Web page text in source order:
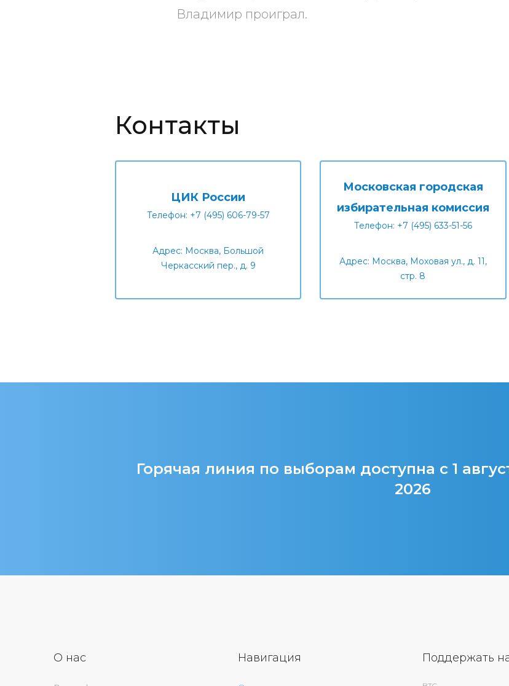
Владимир проиграл.
Контакты
ЦИК России
Телефон: +7 (495) 606-79-57
Адрес: Москва, Большой
Черкасский пер., д. 9
Московская городская
избирательная комиссия
Телефон: +7 (495) 633-51-56
Адрес: Москва, Моховая ул., д. 11,
стр. 8
Горячая линия по выборам доступна с 1
2026
О нас Навигация Поддержать